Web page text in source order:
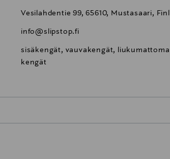
Vesilahdentie 99, 65610, Mustasaari,
info@slipstop.fi
sisäkengät, vauvakengät,
kengät